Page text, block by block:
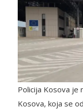
Policija Kosova je
Kosova, koja se